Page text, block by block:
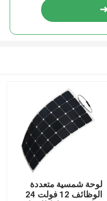
لوحة شمسية متعددة
الوظائف 12 فولت 24